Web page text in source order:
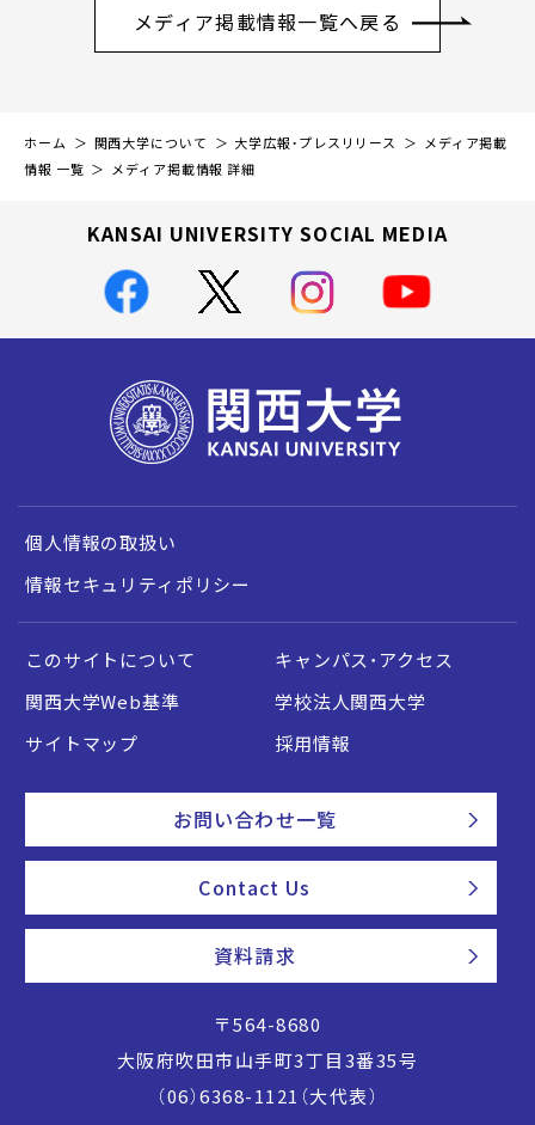
メディア掲載情報一覧へ戻る
ホーム 関西大学について 大学広報・プレスリリース
メディア掲載
情報 一覧
メディア掲載情報 詳細
KANSAI UNIVERSITY SOCIAL MEDIA
個人情報の取扱い
情報セキュリティポリシー
このサイトについて
キャンパス・アクセス
関西大学Web基準
学校法人関西大学
サイトマップ
採用情報
お問い合わせ一覧
Contact Us
資料請求
〒564-8680
大阪府吹田市山手町3丁目3番35号
（06）6368-1121（大代表）